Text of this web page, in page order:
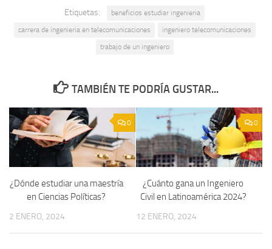
Etiquetas:
beneficios estudiar ingenieria
carrera de ingenieria en telecomunicaciones
ingeniero telecomunicaciones
trabajo de un ingeniero
TAMBIÉN TE PODRÍA GUSTAR...
0
¿Dónde estudiar una maestría
en Ciencias Políticas?
2 ENERO, 2024
0
¿Cuánto gana un Ingeniero
Civil en Latinoamérica 2024?
12 ENERO, 2024